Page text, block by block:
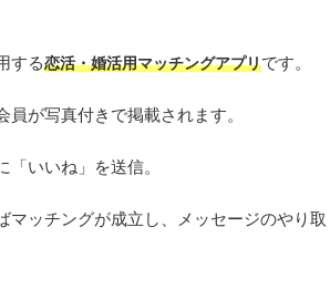
する恋活・婚活用マッチングアプリです。
が写真付きで掲載されます。
いいね」を送信。
マッチングが成立し、メッセージのやり